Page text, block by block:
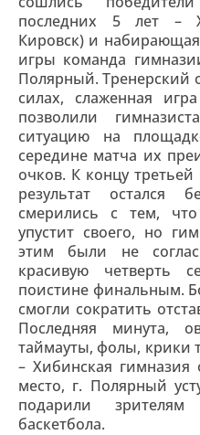
последних 5 лет –
Кировск) и
игры команда
Полярный. Тренерский
силах, слаженная
позволили
ситуацию на
середине матча их
очков. К концу
результат остался
смерились с тем,
упустит своего, но
этим были не
красивую четверть
поистине финальным.
смогли сократить
Последняя минута,
таймауты, фолы, крики
– Хибинская гимназия
место, г. Полярный
подарили зрителям
баскетбола.